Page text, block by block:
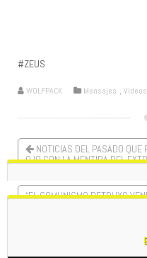
#ZEUS
WOLFPACK Mensajes , Videos
NOTICIAS DEL PASADO
OJO CON LA MENTIRA DEL
“EL COMUNISMO DETRUYO